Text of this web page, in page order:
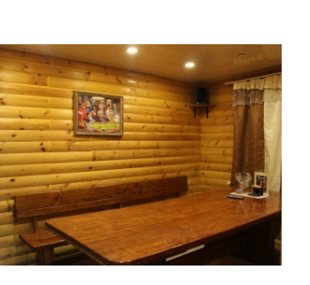
Площадь 17 м2 Стоимость 7 000 руб.